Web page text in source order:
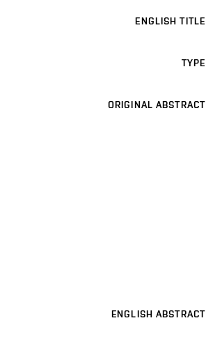
ENGLISH TITLE
TYPE
ORIGINAL ABSTRACT
ENGLISH ABSTRACT